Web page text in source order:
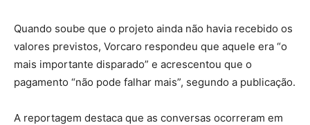
Quando soube que o projeto ainda não havia recebido os
valores previstos, Vorcaro respondeu que aquele era “o
mais importante disparado” e acrescentou que o
pagamento “não pode falhar mais”, segundo a publicação.
A reportagem destaca que as conversas ocorreram em